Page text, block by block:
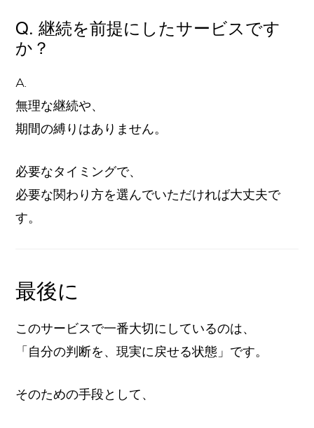
Q. 継続を前提にしたサービスです
か？
A.
無理な継続や、
期間の縛りはありません。
必要なタイミングで、
必要な関わり方を選んでいただければ大丈夫で
す。
最後に
このサービスで一番大切にしているのは、
「自分の判断を、現実に戻せる状態」です。
そのための手段として、